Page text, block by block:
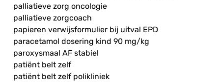
palliatieve zorg oncologie
palliatieve zorgcoach
papieren verwijsformulier bij uitval EPD
paracetamol dosering kind 90 mg/kg
paroxysmaal AF stabiel
patiënt belt zelf
patiënt belt zelf polikliniek